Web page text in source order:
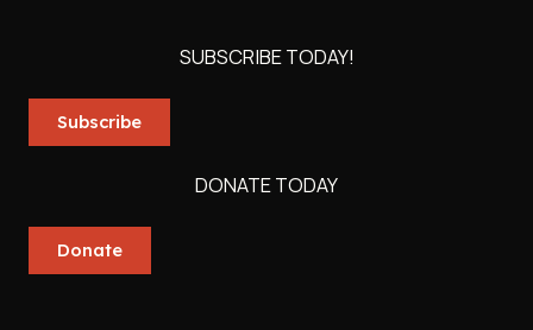
SUBSCRIBE TODAY!
Subscribe
DONATE TODAY
Donate